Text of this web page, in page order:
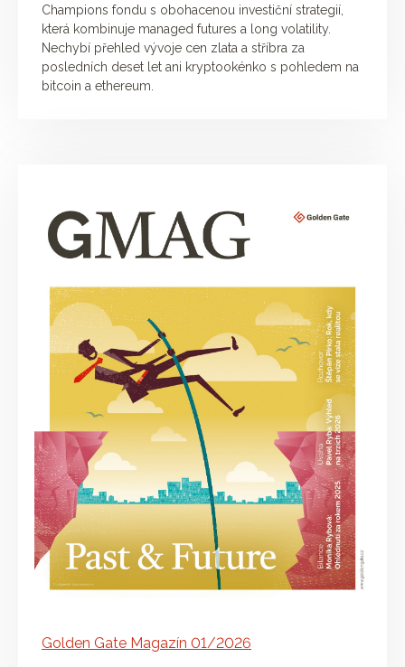
Champions fondu s obohacenou investiční strategií,
která kombinuje managed futures a long volatility.
Nechybí přehled vývoje cen zlata a stříbra za
posledních deset let ani kryptookénko s pohledem na
bitcoin a ethereum.
Golden Gate Magazín 01/2026